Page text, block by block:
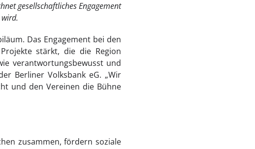
gesellschaftliches Engagement
Das Engagement bei den
stärkt, die die Region
verantwortungsbewusst und
Berliner Volksbank eG. „Wir
und den Vereinen die Bühne
zusammen, fördern soziale